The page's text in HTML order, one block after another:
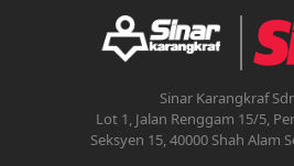
Sinar Karangkraf
Lot 1, Jalan Renggam 15/5,
Seksyen 15, 40000 Shah Alam